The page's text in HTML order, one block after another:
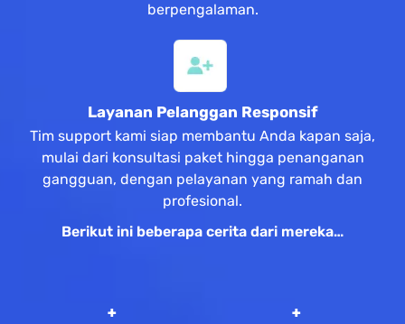
berpengalaman.
Layanan Pelanggan Responsif
Tim support kami siap membantu Anda kapan saja,
mulai dari konsultasi paket hingga penanganan
gangguan, dengan pelayanan yang ramah dan
profesional.
Berikut ini beberapa cerita dari mereka…
+ +